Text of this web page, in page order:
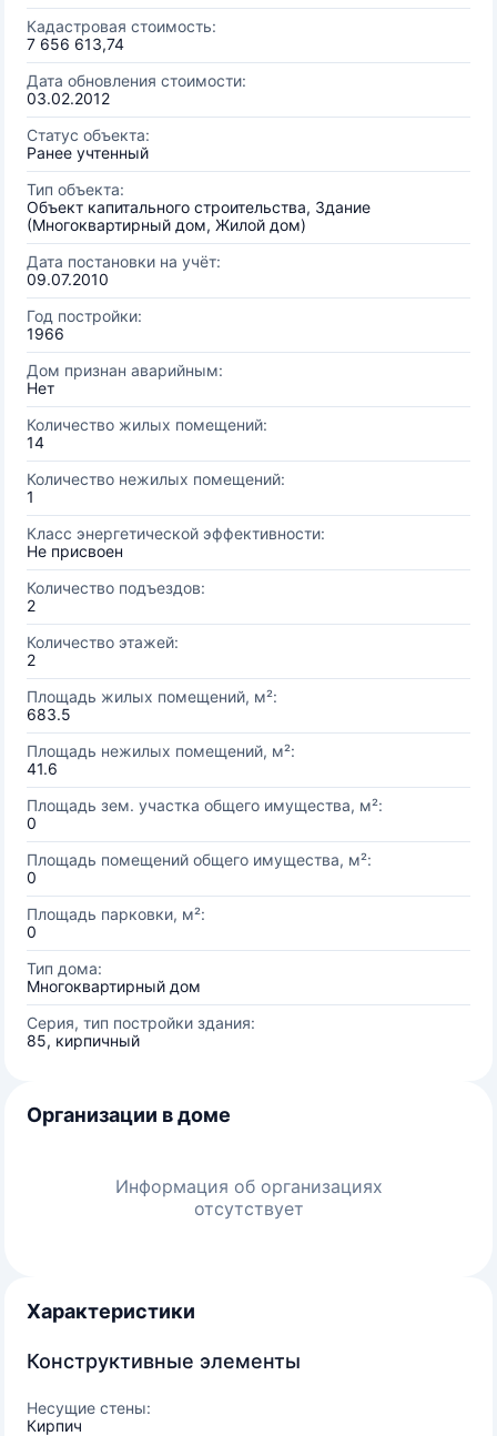
Кадастровая стоимость:
7 656 613,74
Дата обновления стоимости:
03.02.2012
Статус объекта:
Ранее учтенный
Тип объекта:
Объект капитального строительства, Здание
(Многоквартирный дом, Жилой дом)
Дата постановки на учёт:
09.07.2010
Год постройки:
1966
Дом признан аварийным:
Нет
Количество жилых помещений:
14
Количество нежилых помещений:
1
Класс энергетической эффективности:
Не присвоен
Количество подъездов:
2
Количество этажей:
2
Площадь жилых помещений, м²:
683.5
Площадь нежилых помещений, м²:
41.6
Площадь зем. участка общего имущества, м²:
0
Площадь помещений общего имущества, м²:
0
Площадь парковки, м²:
0
Тип дома:
Многоквартирный дом
Серия, тип постройки здания:
85, кирпичный
Организации в доме
Информация об организациях
отсутствует
Характеристики
Конструктивные элементы
Несущие стены:
Кирпич